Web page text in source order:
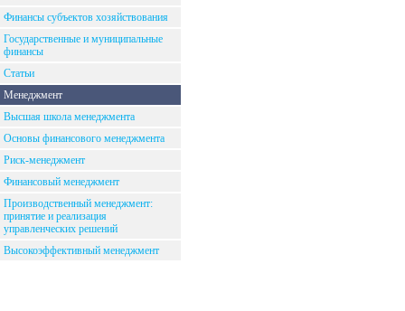
Финансы субъектов хозяйствования
Государственные и муниципальные
финансы
Статьи
Менеджмент
Высшая школа менеджмента
Основы финансового менеджмента
Риск-менеджмент
Финансовый менеджмент
Производственный менеджмент:
принятие и реализация
управленческих решений
Высокоэффективный менеджмент